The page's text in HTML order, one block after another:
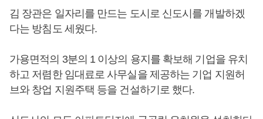
김 장관은 일자리를 만드는 도시로 신도시를 개발하겠
다는 방침도 세웠다.
가용면적의 3분의 1 이상의 용지를 확보해 기업을 유치
하고 저렴한 임대료로 사무실을 제공하는 기업 지원허
브와 창업 지원주택 등을 건설하기로 했다.